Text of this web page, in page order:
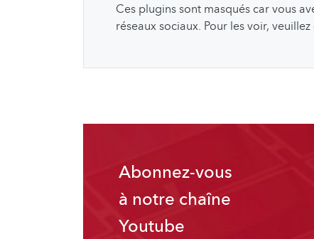
Ces plugins sont masqués car vous
réseaux sociaux. Pour les voir,
Abonnez-vous
à notre chaîne
Youtube